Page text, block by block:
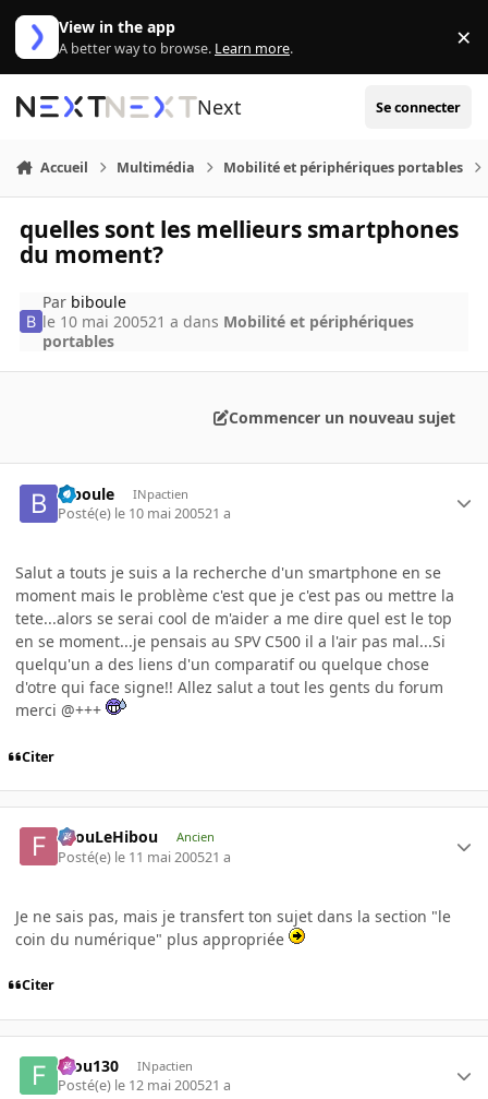
Aller au contenu
View in the app
A better way to browse. Learn more. ×
Next Se connecter
Accueil Multimédia Mobilité et périphériques portables
quelles sont les mellieurs smartphones
du moment?
Par biboule
le 10 mai 200521 a dans Mobilité et périphériques
portables
Commencer un nouveau sujet
biboule INpactien
Posté(e) le 10 mai 200521 a
Salut a touts je suis a la recherche d'un smartphone en se
moment mais le problème c'est que je c'est pas ou mettre la
tete...alors se serai cool de m'aider a me dire quel est le top
en se moment...je pensais au SPV C500 il a l'air pas mal...Si
quelqu'un a des liens d'un comparatif ou quelque chose
d'otre qui face signe!! Allez salut a tout les gents du forum
merci @+++
Citer
FilouLeHibou Ancien
Posté(e) le 11 mai 200521 a
Je ne sais pas, mais je transfert ton sujet dans la section "le
coin du numérique" plus appropriée
Citer
filou130 INpactien
Posté(e) le 12 mai 200521 a